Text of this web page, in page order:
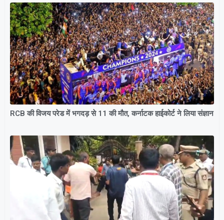
RCB की विजय परेड में भगदड़ से 11 की मौत, कर्नाटक हाईकोर्ट ने लिया संज्ञान